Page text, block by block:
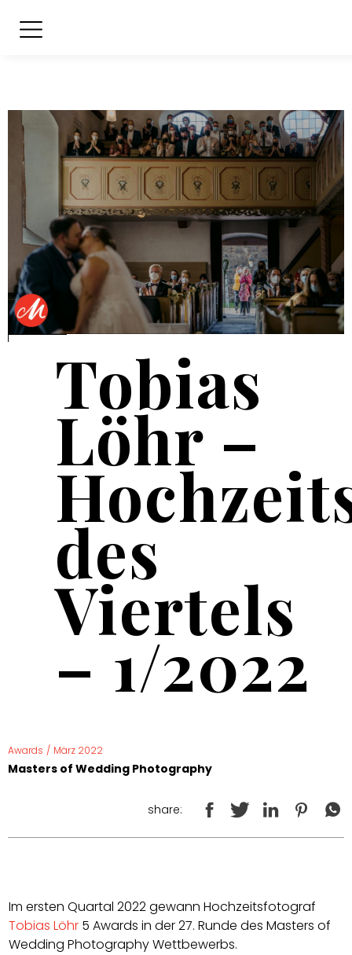
Tobias
Löhr –
des
Viertels
– 1/2022
Awards / März 2022
Masters of Wedding Photography
share:
Im ersten Quartal 2022 gewann Hochzeitsfotograf
Tobias Löhr 5 Awards in der 27. Runde des Masters of
Wedding Photography Wettbewerbs.